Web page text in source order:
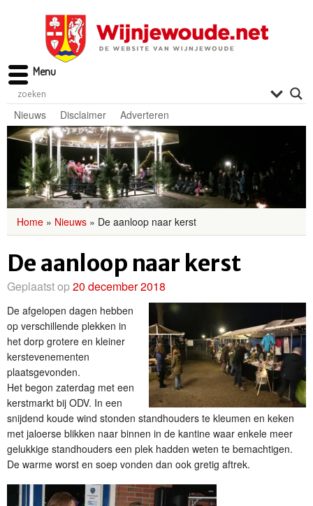
Nieuws Disclaimer Adverteren
Home » Nieuws » De aanloop naar kerst
De aanloop naar kerst
Geplaatst op20 december 2018
De afgelopen dagen hebben
op verschillende plekken in
het dorp grotere en kleiner
kerstevenementen
plaatsgevonden.
Het begon zaterdag met een
kerstmarkt bij ODV. In een
snijdend koude wind stonden standhouders te kleumen en keken
met jaloerse blikken naar binnen in de kantine waar enkele meer
gelukkige standhouders een plek hadden weten te bemachtigen.
De warme worst en soep vonden dan ook gretig aftrek.
Menu